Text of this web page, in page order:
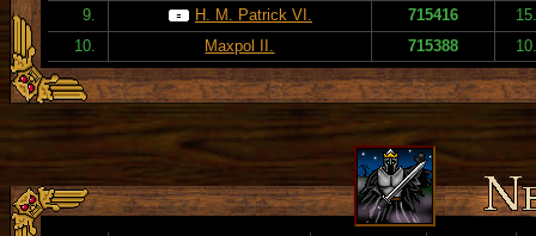
9.
H. M. Patrick VI. 715416
10.
Maxpol II. 715388